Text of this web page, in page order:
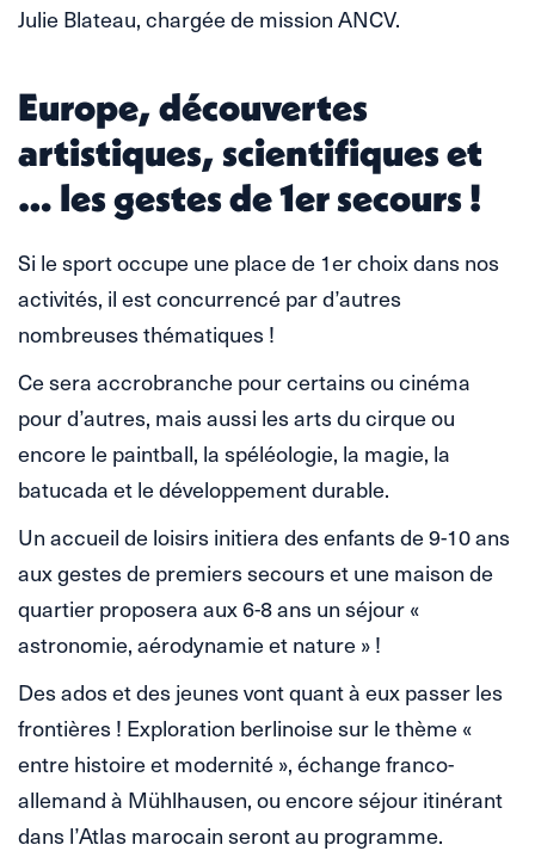
Julie Blateau, chargée de mission ANCV.
Europe, découvertes
artistiques, scientifiques et
… les gestes de 1er secours !
Si le sport occupe une place de 1er choix dans nos
activités, il est concurrencé par d’autres
nombreuses thématiques !
Ce sera accrobranche pour certains ou cinéma
pour d’autres, mais aussi les arts du cirque ou
encore le paintball, la spéléologie, la magie, la
batucada et le développement durable.
Un accueil de loisirs initiera des enfants de 9-10 ans
aux gestes de premiers secours et une maison de
quartier proposera aux 6-8 ans un séjour «
astronomie, aérodynamie et nature » !
Des ados et des jeunes vont quant à eux passer les
frontières ! Exploration berlinoise sur le thème «
entre histoire et modernité », échange franco-
allemand à Mühlhausen, ou encore séjour itinérant
dans l’Atlas marocain seront au programme.